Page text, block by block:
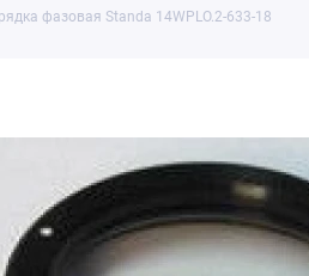
фазовая Standa 14WPLO.2-633-18